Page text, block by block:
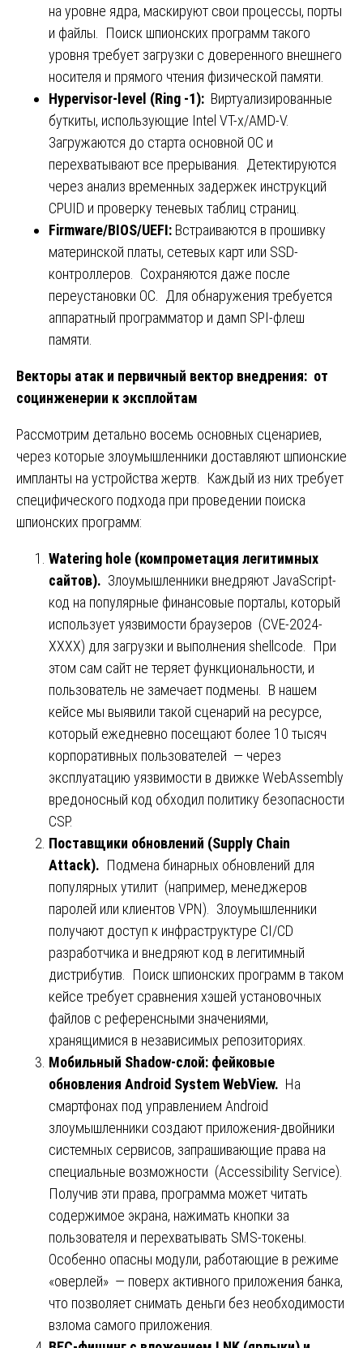
на уровне ядра, маскируют свои процессы, порты
и файлы. Поиск шпионских программ такого
уровня требует загрузки с доверенного внешнего
носителя и прямого чтения физической памяти.
Hypervisor-level (Ring -1): Виртуализированные
буткиты, использующие Intel VT-x/AMD-V.
Загружаются до старта основной ОС и
перехватывают все прерывания. Детектируются
через анализ временных задержек инструкций
CPUID и проверку теневых таблиц страниц.
Firmware/BIOS/UEFI: Встраиваются в прошивку
материнской платы, сетевых карт или SSD-
контроллеров. Сохраняются даже после
переустановки ОС. Для обнаружения требуется
аппаратный программатор и дамп SPI-флеш
памяти.
Векторы атак и первичный вектор внедрения: от
социнженерии к эксплойтам
Рассмотрим детально восемь основных сценариев,
через которые злоумышленники доставляют шпионские
импланты на устройства жертв. Каждый из них требует
специфического подхода при проведении поиска
шпионских программ:
Watering hole (компрометация легитимных
сайтов). Злоумышленники внедряют JavaScript-
код на популярные финансовые порталы, который
использует уязвимости браузеров (CVE-2024-
XXXX) для загрузки и выполнения shellcode. При
этом сам сайт не теряет функциональности, и
пользователь не замечает подмены. В нашем
кейсе мы выявили такой сценарий на ресурсе,
который ежедневно посещают более 10 тысяч
корпоративных пользователей — через
эксплуатацию уязвимости в движке WebAssembly
вредоносный код обходил политику безопасности
CSP.
Поставщики обновлений (Supply Chain
Attack). Подмена бинарных обновлений для
популярных утилит (например, менеджеров
паролей или клиентов VPN). Злоумышленники
получают доступ к инфраструктуре CI/CD
разработчика и внедряют код в легитимный
дистрибутив. Поиск шпионских программ в таком
кейсе требует сравнения хэшей установочных
файлов с референсными значениями,
хранящимися в независимых репозиториях.
Мобильный Shadow-слой: фейковые
обновления Android System WebView. На
смартфонах под управлением Android
злоумышленники создают приложения-двойники
системных сервисов, запрашивающие права на
специальные возможности (Accessibility Service).
Получив эти права, программа может читать
содержимое экрана, нажимать кнопки за
пользователя и перехватывать SMS-токены.
Особенно опасны модули, работающие в режиме
«оверлей» — поверх активного приложения банка,
что позволяет снимать деньги без необходимости
взлома самого приложения.